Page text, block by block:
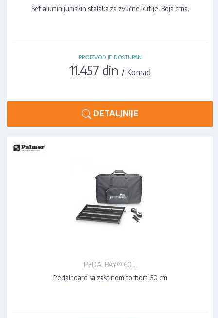
Set aluminijumskih stalaka za zvučne kutije. Boja crna.
PROIZVOD JE DOSTUPAN
11.457 din / Komad
DETALJNIJE
PEDALBAY® 60 L
Pedalboard sa zaštinom torbom 60 cm